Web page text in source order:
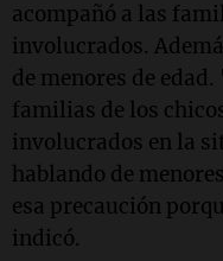
acompañó a las
involucrados.
de menores de
familias de los
involucrados en la
hablando de
esa precaución
indicó.